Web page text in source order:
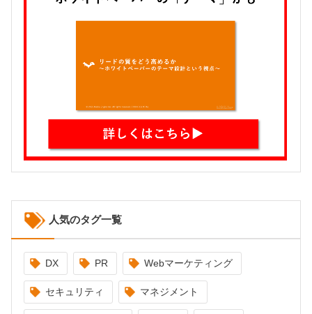
人気のタグ一覧
DX PR Webマーケティング
セキュリティ マネジメント